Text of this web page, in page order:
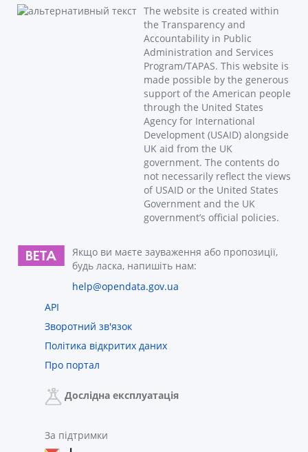
The website is created within
the Transparency and
Accountability in Public
Administration and Services
Program/TAPAS. This website is
made possible by the generous
support of the American people
through the United States
Agency for International
Development (USAID) alongside
UK aid from the UK
government. The contents do
not necessarily reflect the views
of USAID or the United States
Government and the UK
government’s official policies.
Якщо ви маєте зауваження або пропозиції,
будь ласка, напишіть нам:
help@opendata.gov.ua
API
Зворотний зв'язок
Політика відкритих даних
Про портал
Дослідна експлуатація
За підтримки